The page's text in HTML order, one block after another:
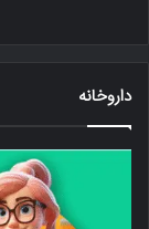
داروخانه